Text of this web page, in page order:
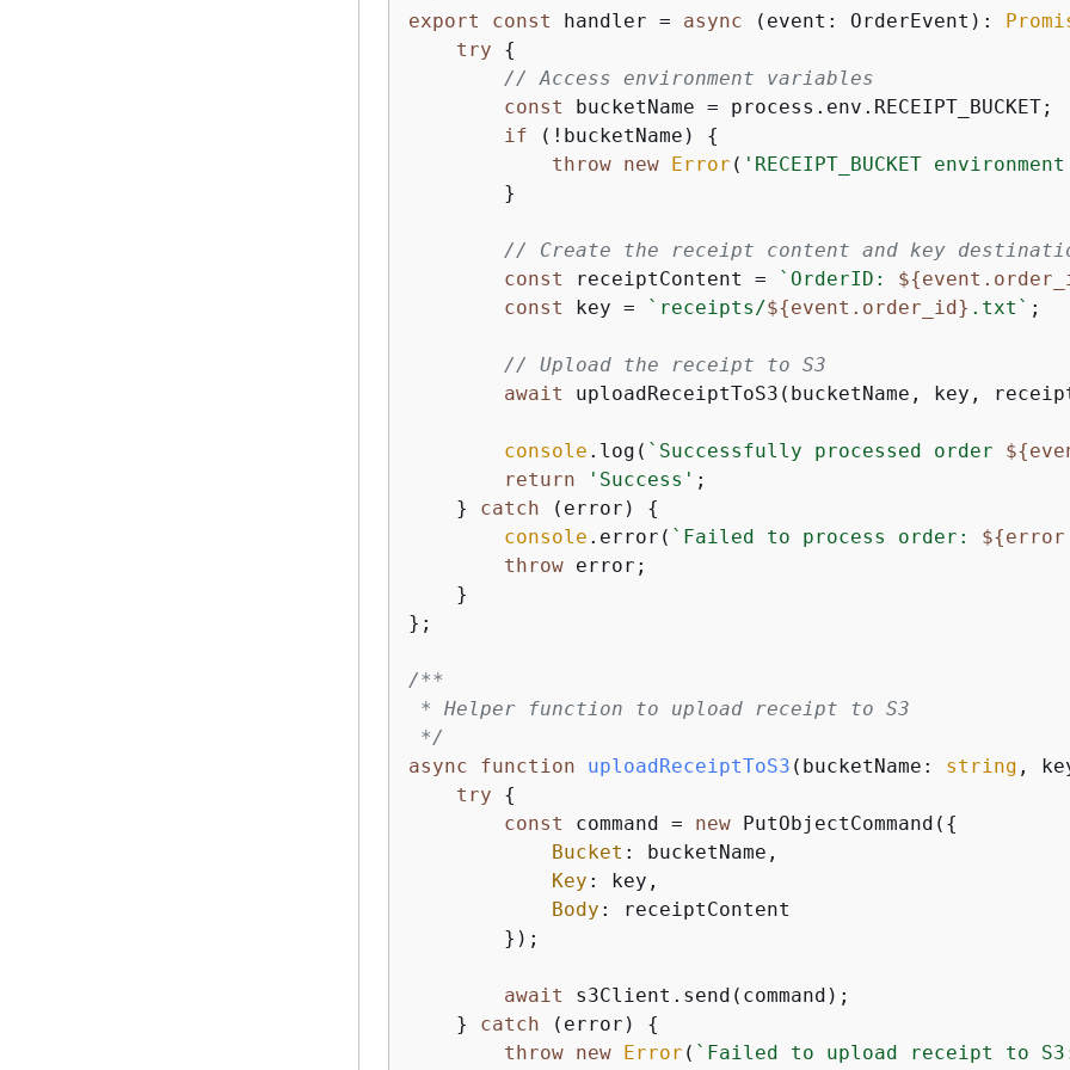
export
const handler = async (event: OrderEvent):
try
{
// Access environment variables
const
bucketName = process.env.RECEIPT_BUCKET;
if (!bucketName) {
throw new Error ( 'RECEIPT_BUCKET
        }
// Create the receipt content and key
const
receiptContent = `OrderID: ${
const
key = `receipts/${event.order_id} .txt` ;
// Upload the receipt to S3
await
uploadReceiptToS3(bucketName, key,
console .log( `Successfully processed order ${
return
'Success' ;
    }
catch (error) {
console .error( `Failed to process order: ${error
throw error;
    }
};
/**
* Helper function to upload receipt to S3
*/
async
function uploadReceiptToS3 ( bucketName: string ,
try
{
const
command = new PutObjectCommand( {
Bucket : bucketName,
Key : key,
Body : receiptContent
        });
await
s3Client.send(command);
    }
catch (error) {
throw new Error ( `Failed to upload receipt to